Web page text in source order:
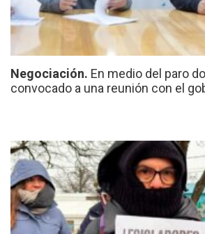
Negociación. En medio del paro
convocado a una reunión con el